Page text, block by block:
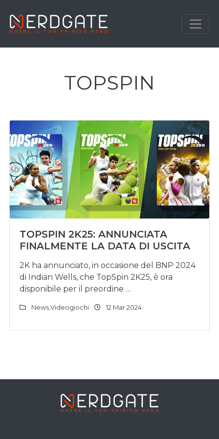
TOPSPIN
TOPSPIN 2K25: ANNUNCIATA
FINALMENTE LA DATA DI USCITA
2K ha annunciato, in occasione del BNP 2024
di Indian Wells, che TopSpin 2K25, è ora
disponibile per il preordine …
NewsVideogiochi 12 Mar 2024